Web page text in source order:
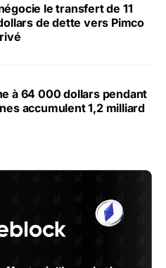
le transfert de 11
de dette vers Pimco
à 64 000 dollars pendant
accumulent 1,2 milliard